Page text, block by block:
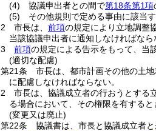
(4)
協議申出者との間で第18条第1項
(5)
その他規則で定める事由に該当す
2
市長は、 前項の規定により立地調整
当該協議申出者に通知しなければなら
3
前項の規定による告示をもって、当
(適切な配慮)
第21条
市長は、都市計画その他の土
に配慮しなければならない。
2
市長は、協議成立者の行おうとする
る場合において、その権限を有する
(変更又は廃止)
第22条
協議書は、市長と協議成立者